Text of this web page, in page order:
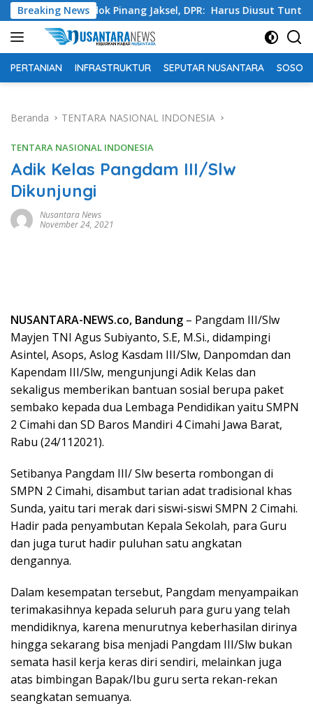
Langsung
ke
konten
Breaking News
Pondok Pinang Jaksel, DPR: Harus Diusut Tuntas
PERTANIAN INFRASTRUKTUR SEPUTAR NUSANTARA SOSOK
Beranda TENTARA NASIONAL INDONESIA
TENTARA NASIONAL INDONESIA
Adik Kelas Pangdam III/Slw
Dikunjungi
Nusantara News
November 24, 2021
NUSANTARA-NEWS.co, Bandung – Pangdam III/Slw
Mayjen TNI Agus Subiyanto, S.E, M.Si., didampingi
Asintel, Asops, Aslog Kasdam III/Slw, Danpomdan dan
Kapendam III/Slw, mengunjungi Adik Kelas dan
sekaligus memberikan bantuan sosial berupa paket
sembako kepada dua Lembaga Pendidikan yaitu SMPN
2 Cimahi dan SD Baros Mandiri 4 Cimahi Jawa Barat,
Rabu (24/112021).
Setibanya Pangdam III/ Slw beserta rombongan di
SMPN 2 Cimahi, disambut tarian adat tradisional khas
Sunda, yaitu tari merak dari siswi-siswi SMPN 2 Cimahi.
Hadir pada penyambutan Kepala Sekolah, para Guru
dan juga turut hadir puluhan satu angkatan
dengannya.
Dalam kesempatan tersebut, Pangdam menyampaikan
terimakasihnya kepada seluruh para guru yang telah
mendidiknya, karena menurutnya keberhasilan dirinya
hingga sekarang bisa menjadi Pangdam III/Slw bukan
semata hasil kerja keras diri sendiri, melainkan juga
atas bimbingan Bapak/Ibu guru serta rekan-rekan
seangkatan semuanya.